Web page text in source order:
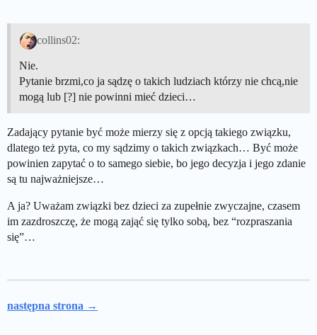
collins02:
Nie.
Pytanie brzmi,co ja sądzę o takich ludziach którzy nie chcą,nie
mogą lub [?] nie powinni mieć dzieci…
Zadający pytanie być może mierzy się z opcją takiego związku,
dlatego też pyta, co my sądzimy o takich związkach… Być może
powinien zapytać o to samego siebie, bo jego decyzja i jego zdanie
są tu najważniejsze…
A ja? Uważam związki bez dzieci za zupełnie zwyczajne, czasem
im zazdroszczę, że mogą zająć się tylko sobą, bez “rozpraszania
się”…
następna strona →